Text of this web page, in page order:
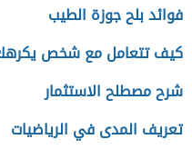
فوائد بلح جوزة الطيب
كيف تتعامل مع شخص
شرح مصطلح الاستثمار
تعريف المدى في الرياضيات